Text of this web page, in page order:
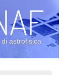
astrofisica